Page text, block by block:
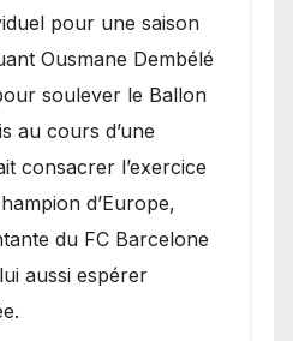
pour une saison
Ousmane Dembélé
soulever le Ballon
au cours d’une
consacrer l’exercice
d’Europe,
du FC Barcelone
aussi espérer